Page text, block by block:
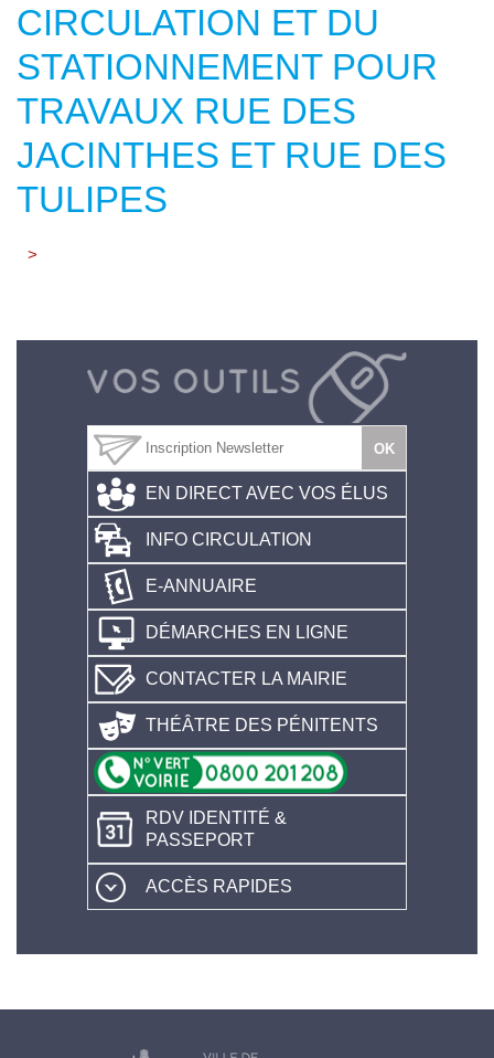
CIRCULATION ET DU
STATIONNEMENT POUR
TRAVAUX RUE DES
JACINTHES ET RUE DES
TULIPES
>
EN DIRECT AVEC VOS ÉLUS
INFO CIRCULATION
E-ANNUAIRE
DÉMARCHES EN LIGNE
CONTACTER LA MAIRIE
THÉÂTRE DES PÉNITENTS
RDV IDENTITÉ &
PASSEPORT
ACCÈS RAPIDES